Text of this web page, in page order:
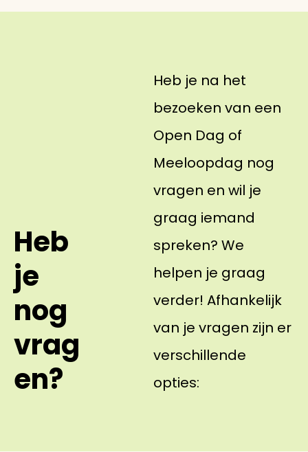
Heb
je
nog
vrag
en?
Heb je na het
bezoeken van een
Open Dag of
Meeloopdag nog
vragen en wil je
graag iemand
spreken? We
helpen je graag
verder! Afhankelijk
van je vragen zijn er
verschillende
opties: